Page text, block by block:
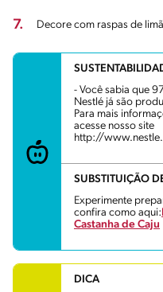
7. Decore com raspas de
- Você sabia que
Nestlé já são
Para mais
acesse nosso site
http://
SUBSTITUIÇÃO
Experimente
confira como aqui:
Castanha de Caju
DICA